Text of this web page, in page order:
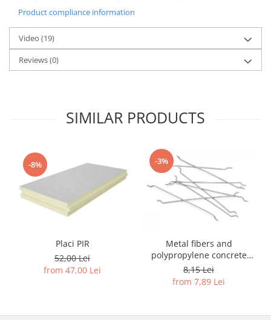
Product compliance information
Video (19)
Reviews(0)
SIMILAR PRODUCTS
-8%
Placi PIR
52,00 Lei
from 47,00 Lei
-3%
Metal fibers and
polypropylene concrete
reinforcement
8,15 Lei
from 7,89 Lei